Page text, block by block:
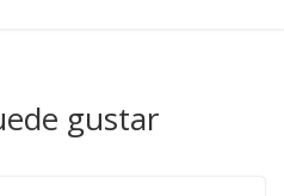
gustar